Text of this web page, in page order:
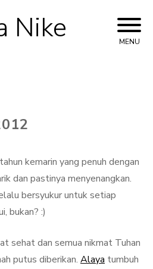
Skip
Nike MENU
kemarin yang penuh dengan
dan pastinya menyenangkan.
bersyukur untuk setiap
bukan? :)
sehat dan semua nikmat Tuhan
putus diberikan. Alaya tumbuh